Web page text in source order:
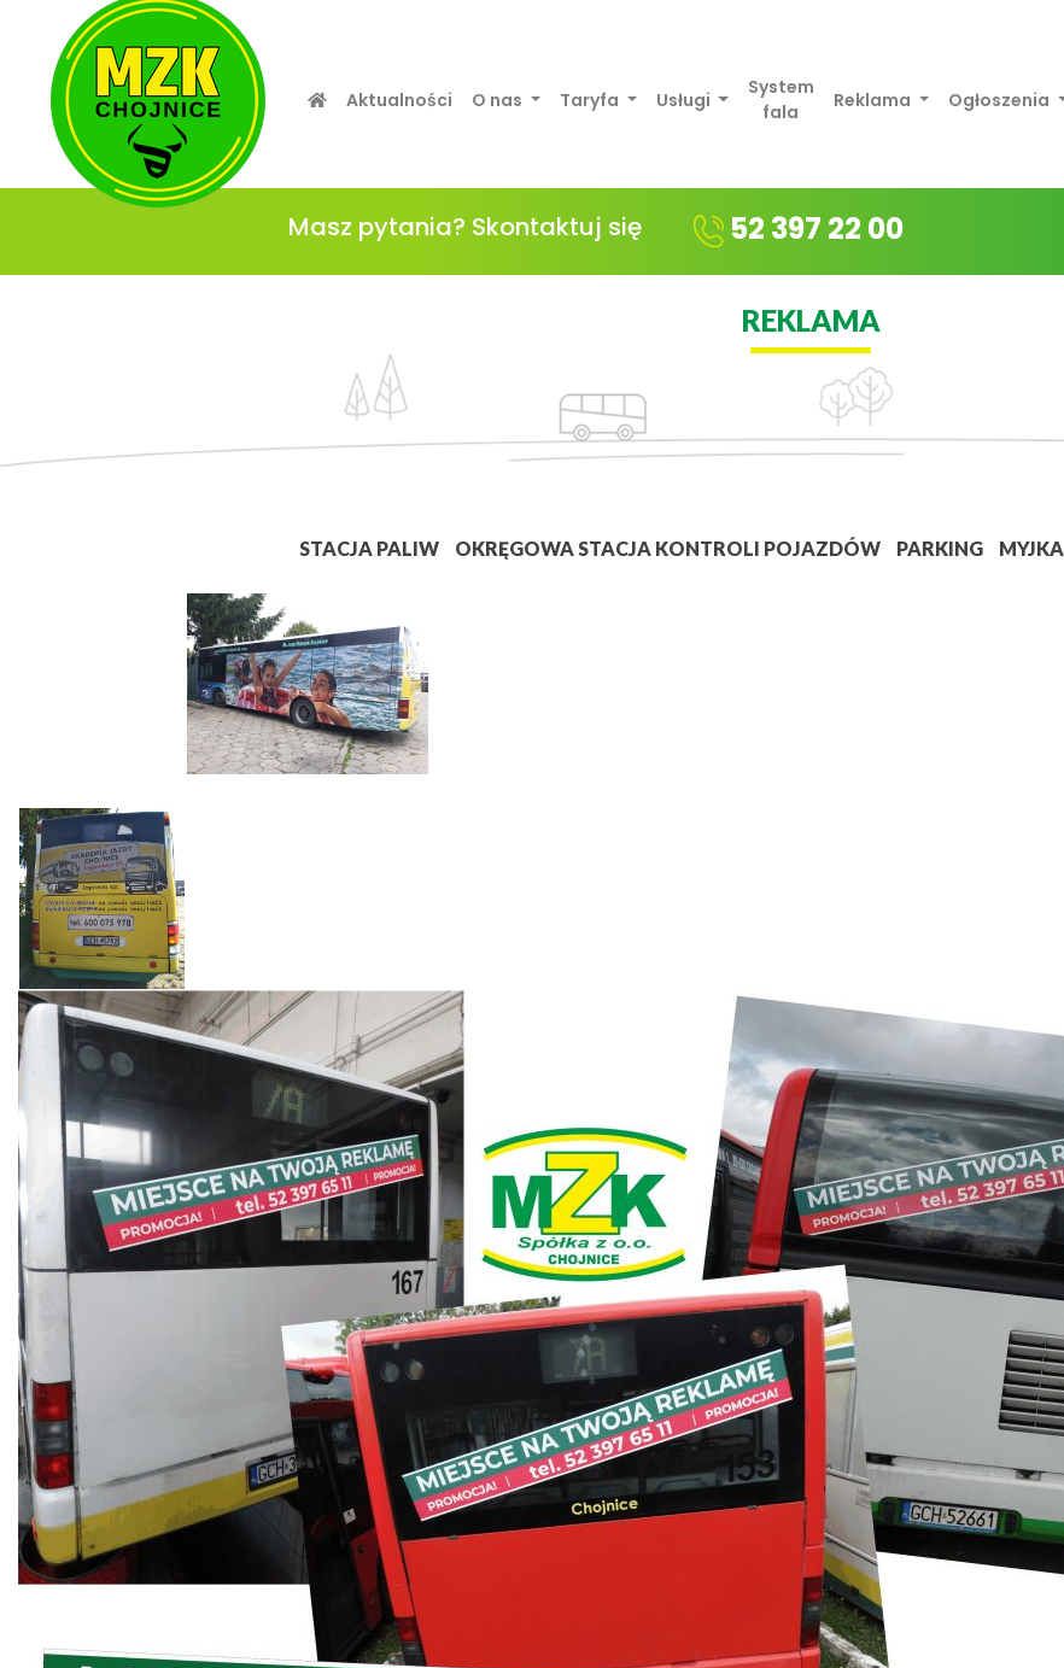
Aktualności O nas Taryfa Usługi
System
fala
Reklama Ogłoszenia
Masz pytania? Skontaktuj się 52 397 22 00
REKLAMA
STACJA PALIW OKRĘGOWA STACJA KONTROLI POJAZDÓW PARKING MYJKA